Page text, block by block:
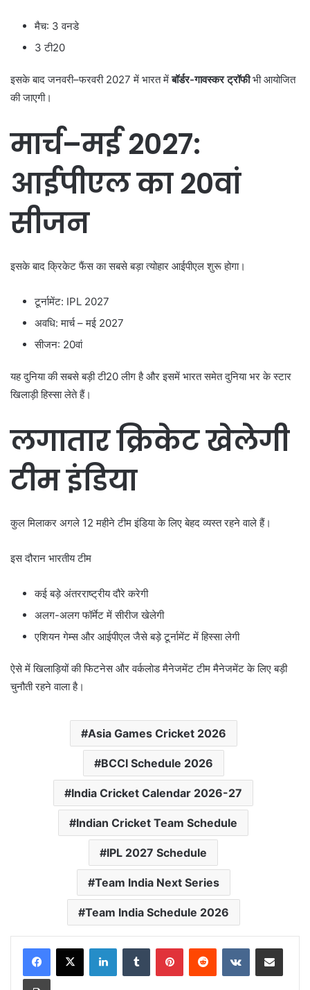
मैच: 3 वनडे
3 टी20
इसके बाद जनवरी–फरवरी 2027 में भारत मेंबॉर्डर-गावस्कर ट्रॉफीभी आयोजित
की जाएगी।
मार्च–मई 2027:
आईपीएल का 20वां
सीजन
इसके बाद क्रिकेट फैंस का सबसे बड़ा त्योहार आईपीएल शुरू होगा।
टूर्नामेंट: IPL 2027
अवधि: मार्च – मई 2027
सीजन: 20वां
यह दुनिया की सबसे बड़ी टी20 लीग है और इसमें भारत समेत दुनिया भर के स्टार
खिलाड़ी हिस्सा लेते हैं।
लगातार क्रिकेट खेलेगी
टीम इंडिया
कुल मिलाकर अगले 12 महीने टीम इंडिया के लिए बेहद व्यस्त रहने वाले हैं।
इस दौरान भारतीय टीम
कई बड़े अंतरराष्ट्रीय दौरे करेगी
अलग-अलग फॉर्मेट में सीरीज खेलेगी
एशियन गेम्स और आईपीएल जैसे बड़े टूर्नामेंट में हिस्सा लेगी
ऐसे में खिलाड़ियों की फिटनेस और वर्कलोड मैनेजमेंट टीम मैनेजमेंट के लिए बड़ी
चुनौती रहने वाला है।
Asia Games Cricket 2026
BCCI Schedule 2026
India Cricket Calendar 2026-27
Indian Cricket Team Schedule
IPL 2027 Schedule
Team India Next Series
Team India Schedule 2026
LinkedInTumblr PinterestReddit VKontakteShare via Email
Print